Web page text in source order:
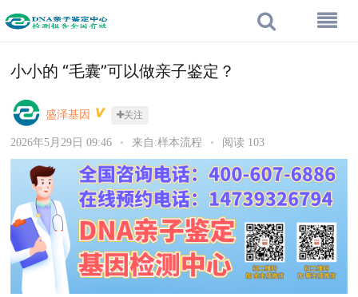
小小的 “毛囊”可以做亲子鉴定？
盛泽基因 关注
2026年5月29日 09:46 • 来自:样本流程 • 阅读 103